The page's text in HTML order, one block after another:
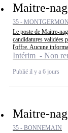
Maitre-
35 -
Le poste de Maitre-
candidatures validées
l'offre. Aucune
Intérim - Non
Publié il y a 6 jours
Maitre-
35 - BONNEMAIN